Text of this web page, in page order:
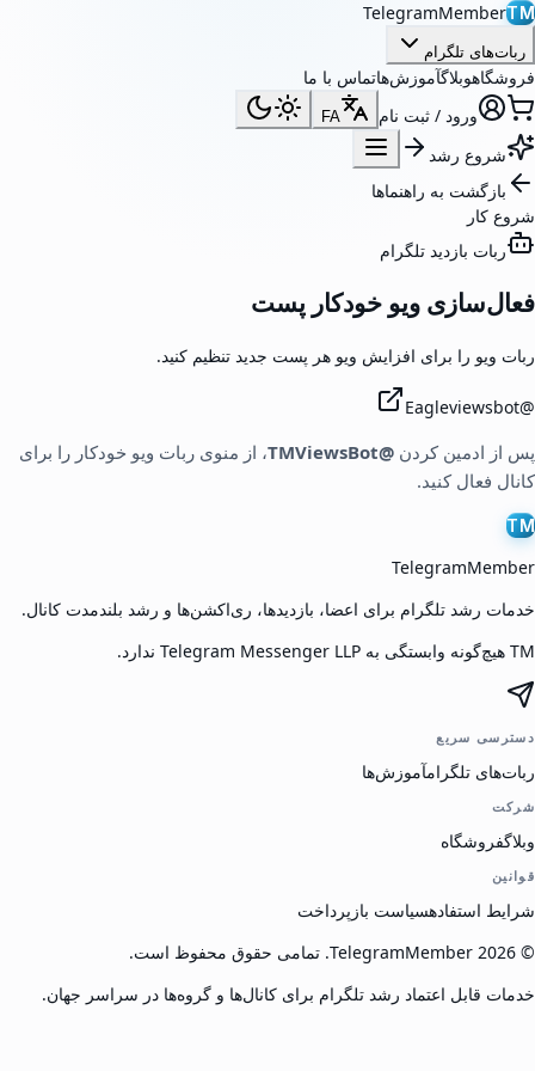
TM
TelegramMember
ربات‌های تلگرام
فروشگاهوبلاگآموزش‌هاتماس با ما
ورود / ثبت نام
FA
شروع رشد
بازگشت به راهنماها
شروع کار
ربات بازدید تلگرام
فعال‌سازی ویو خودکار پست
ربات ویو را برای افزایش ویو هر پست جدید تنظیم کنید.
@
Eagleviewsbot
پس از ادمین کردن @TMViewsBot
، از منوی ربات ویو خودکار را برای
کانال فعال کنید.
TM
TelegramMember
خدمات رشد تلگرام برای اعضا، بازدیدها، ری‌اکشن‌ها و رشد بلندمدت کانال.
TM هیچ‌گونه وابستگی به Telegram Messenger LLP ندارد.
دسترسی سریع
ربات‌های تلگرامآموزش‌ها
شرکت
وبلاگفروشگاه
قوانین
شرایط استفادهسیاست بازپرداخت
©
2026
TelegramMember
. تمامی حقوق محفوظ است.
خدمات قابل اعتماد رشد تلگرام برای کانال‌ها و گروه‌ها در سراسر جهان.